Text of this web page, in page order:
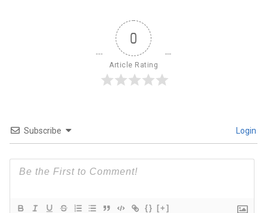
0
Article Rating
Subscribe Login
{} [+]